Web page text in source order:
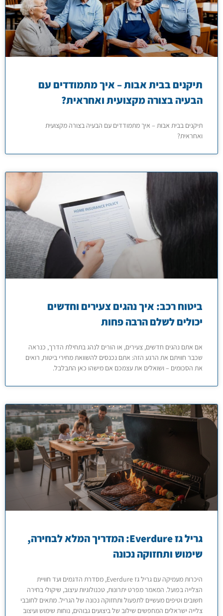
תיקנים בבית אבות – איך מתמודדים עם
הבעיה בצורה מקצועית ואחראית?
תיקנים בבית אבות – איך מתמודדים עם הבעיה בצורה מקצועית
ואחראית?
ביטוח רכב: איך נהגים צעירים וחדשים
יכולים לשלם הרבה פחות
אם אתם נהגים חדשים, צעירים, או הורים לנהג בתחילת הדרך, כנראה
שכבר חוויתם את הרגע הזה: אתם נכנסים להשוואת מחירי ביטוח, רואים
את הסכומים – ושואלים את עצמכם אם מישהו כאן התבלבל.
גריל גז Everdure: המדריך המלא לבחירה,
שימוש ותחזוקה נכונה
היכרות מעמיקה עם גריל גז Everdure, מסדרת הדגמים ועד חוויית
הצלייה בפועל. המאמר מפרט יתרונות, טכנולוגיות עיצוב, שיקולי בחירה
חשובים וטיפים מעשיים לתפעול ותחזוקה נכונה של הגריל. מתאים לחובבי
צלייה ישראלים המחפשים שילוב של ביצועים גבוהים, נוחות שימוש ועיצוב